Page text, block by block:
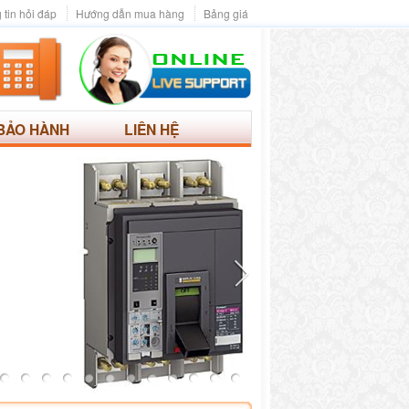
Bảng giá
Hướng dẫn mua hàng
tin hỏi đáp
HÀNH LIÊN HỆ